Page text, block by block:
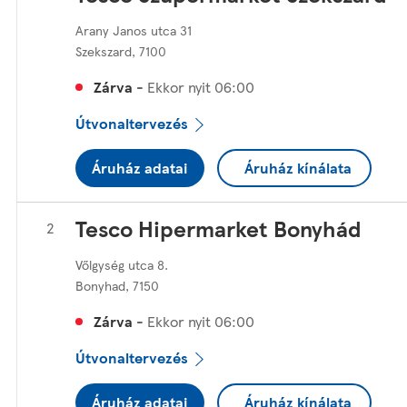
Arany Janos utca 31
Szekszard, 7100
Zárva - Ekkor nyit 06:00
Útvonaltervezés
Áruház adatai Áruház kínálata
Tesco Hipermarket Bonyhád
Vőlgység utca 8.
Bonyhad, 7150
Zárva - Ekkor nyit 06:00
Útvonaltervezés
Áruház adatai Áruház kínálata